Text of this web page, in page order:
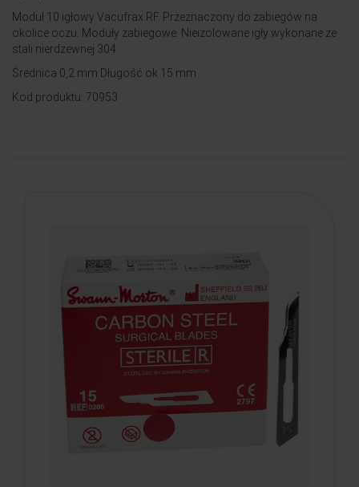
Moduł 10 igłowy Vacufrax RF. Przeznaczony do zabiegów na
okolice oczu. Moduły zabiegowe. Nieizolowane igły wykonane ze
stali nierdzewnej 304.
Średnica 0,2 mm Długość ok 15 mm
Kod produktu: 70953